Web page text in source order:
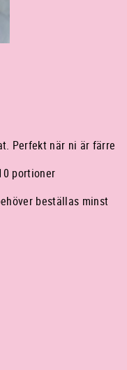
Perfekt när ni är färre
portioner
beställas minst